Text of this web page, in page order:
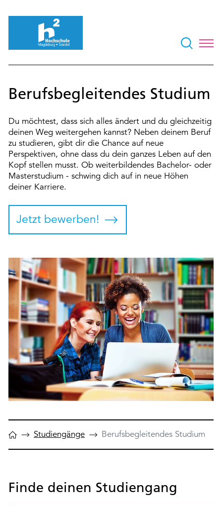
Berufsbegleitendes Studium
Du möchtest, dass sich alles ändert und du gleichzeitig
deinen Weg weitergehen kannst? Neben deinem Beruf
zu studieren, gibt dir die Chance auf neue
Perspektiven, ohne dass du dein ganzes Leben auf den
Kopf stellen musst. Ob weiterbildendes Bachelor- oder
Masterstudium - schwing dich auf in neue Höhen
deiner Karriere.
Jetzt bewerben!
Studiengänge Berufsbegleitendes Studium
Finde deinen Studiengang